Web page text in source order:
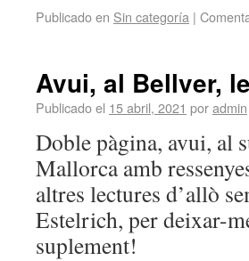
Publicado en Sin categoría |
Avui, al Bellver,
Publicado el 15 abril, 2021 poradmin
Doble pàgina, avui, al
Mallorca amb
altres lectures d’allò
Estelrich, per deixar-
suplement!